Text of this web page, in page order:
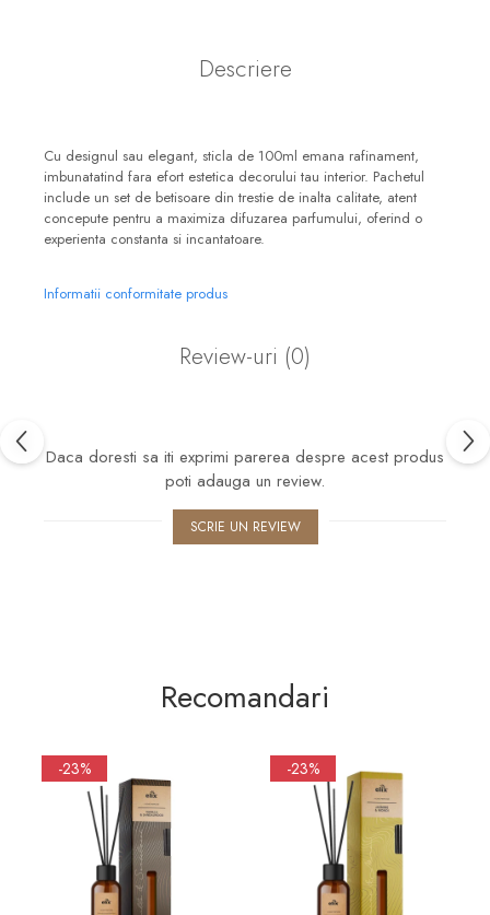
Descriere
Cu designul sau elegant, sticla de 100ml emana rafinament,
imbunatatind fara efort estetica decorului tau interior. Pachetul
include un set de betisoare din trestie de inalta calitate, atent
concepute pentru a maximiza difuzarea parfumului, oferind o
experienta constanta si incantatoare.
Informatii conformitate produs
Review-uri (0)
Daca doresti sa iti exprimi parerea despre acest produs
poti adauga un review.
SCRIE UN REVIEW
Recomandari
-23% -23%